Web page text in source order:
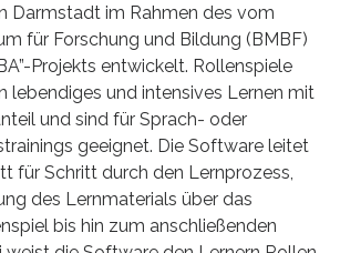
Darmstadt im Rahmen des vom
für Forschung und Bildung (BMBF)
Projekts entwickelt. Rollenspiele
lebendiges und intensives Lernen mit
und sind für Sprach- oder
geeignet. Die Software leitet
für Schritt durch den Lernprozess,
des Lernmaterials über das
bis hin zum anschließenden